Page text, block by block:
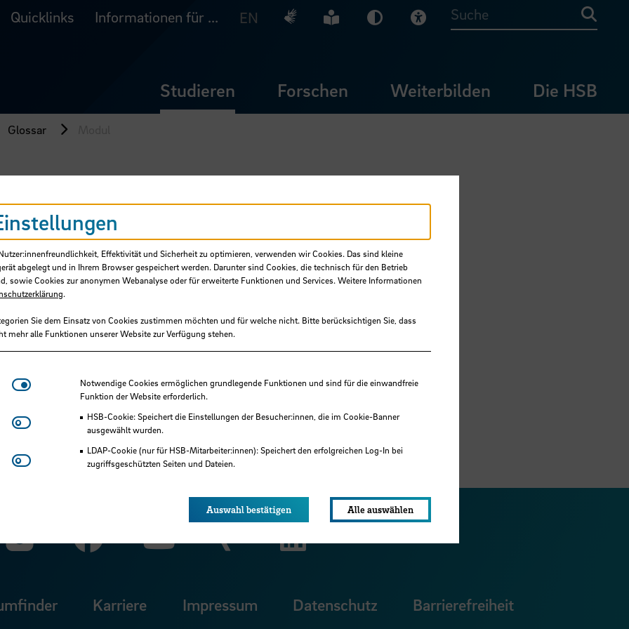
Quicklinks Informationen für ... EN Deutsche Gebärdensprache
Leichte Sprache
Dunkel-Modus
Visuelle Hilfe
Suche
Studieren Forschen Weiterbilden Die HSB
Glossar
die inhaltlich und/oder methodisch
Eine Übersicht geben die Modulhandbücher.
Zu unserer Facebook Seite
Zu unserer Xing Seite
Zu unserer LinkedIn Seite
Karriere Impressum Datenschutz Barrierefreiheit
Effektivität und Sicherheit zu optimieren, verwenden wir Cookies. Das sind kleine
abgelegt und in Ihrem Browser gespeichert werden. Darunter sind Cookies, die technisch für den Betrieb
sowie Cookies zur anonymen Webanalyse oder für erweiterte Funktionen und Services. Weitere Informationen
.
Sie dem Einsatz von Cookies zustimmen möchten und für welche nicht. Bitte berücksichtigen Sie, dass
mehr alle Funktionen unserer Website zur Verfügung stehen.
Notwendige CookiesNotwendige Cookies ermöglichen grundlegende Funktionen und sind für die einwandfreie
Funktion der Website erforderlich.
HSB-Cookie: Speichert die Einstellungen der Besucher:innen, die im Cookie-Banner
ausgewählt wurden.
LDAP-Cookie (nur für HSB-Mitarbeiter:innen): Speichert den erfolgreichen Log-In bei
zugriffsgeschützten Seiten und Dateien.
Matomo
Youtube
Auswahl bestätigen Alle auswählen